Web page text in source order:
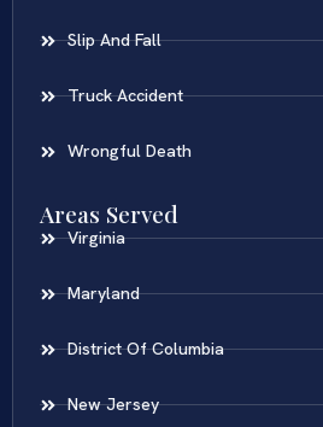
Slip And Fall
Truck Accident
Wrongful Death
Areas Served
Virginia
Maryland
District Of Columbia
New Jersey